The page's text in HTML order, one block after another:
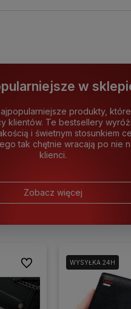
w
produkty,
klientów. Te bestsellery
i świetnym stosunkiem
tak chętnie wracają po nie
klienci.
Zobacz więcej
Do ulubionychWYSYŁKA 24H